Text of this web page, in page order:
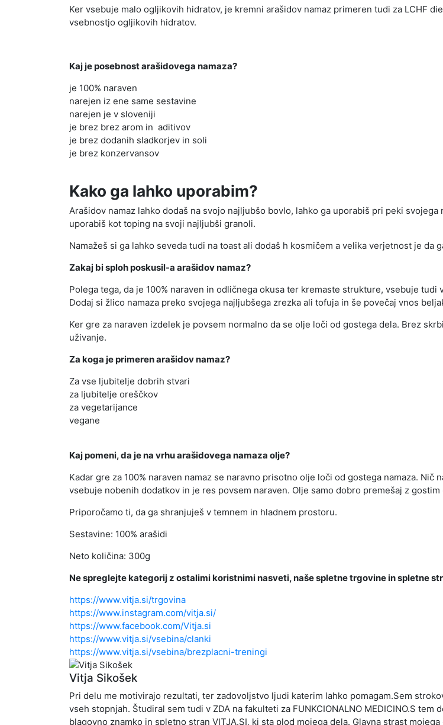
Ker vsebuje malo ogljikovih hidratov, je kremni arašidov namaz primeren tudi za LCHF
vsebnostjo ogljikovih hidratov.
Kaj je posebnost arašidovega namaza?
je 100% naraven
narejen iz ene same sestavine
narejen je v sloveniji
je brez brez arom in aditivov
je brez dodanih sladkorjev in soli
je brez konzervansov
Kako ga lahko uporabim?
Arašidov namaz lahko dodaš na svojo najljubšo bovlo, lahko ga uporabiš pri peki
uporabiš kot toping na svoji najljubši granoli.
Namažeš si ga lahko seveda tudi na toast ali dodaš h kosmičem a velika verjetnost je da
Zakaj bi sploh poskusil-a arašidov namaz?
Polega tega, da je 100% naraven in odličnega okusa ter kremaste strukture, vsebuje
Dodaj si žlico namaza preko svojega najljubšega zrezka ali tofuja in še povečaj vnos
Ker gre za naraven izdelek je povsem normalno da se olje loči od gostega dela. Brez
uživanje.
Za koga je primeren arašidov namaz?
Za vse ljubitelje dobrih stvari
za ljubitelje oreščkov
za vegetarijance
vegane
Kaj pomeni, da je na vrhu arašidovega namaza olje?
Kadar gre za 100% naraven namaz se naravno prisotno olje loči od gostega namaza.
vsebuje nobenih dodatkov in je res povsem naraven. Olje samo dobro premešaj z
Priporočamo ti, da ga shranjuješ v temnem in hladnem prostoru.
Sestavine: 100% arašidi
Neto količina: 300g
Ne spreglejte kategorij z ostalimi koristnimi nasveti, naše spletne trgovine in spletne
https://www.vitja.si/trgovina
https://www.instagram.com/vitja.si/
https://www.facebook.com/Vitja.si
https://www.vitja.si/vsebina/clanki
https://www.vitja.si/vsebina/brezplacni-treningi
Vitja Sikošek
Pri delu me motivirajo rezultati, ter zadovoljstvo ljudi katerim lahko pomagam.Sem
vseh stopnjah. Študiral sem tudi v ZDA na fakulteti za FUNKCIONALNO MEDICINO.S
blagovno znamko in spletno stran VITJA.SI, ki sta plod mojega dela. Glavna strast